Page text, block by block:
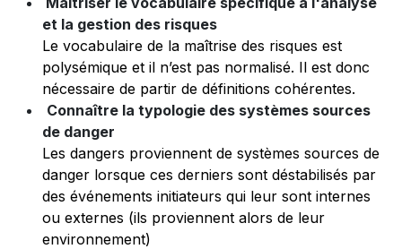
et la gestion des risques
Le vocabulaire de la maîtrise des risques est
polysémique et il n’est pas normalisé. Il est donc
nécessaire de partir de définitions cohérentes.
Connaître la typologie des systèmes sources
de danger
Les dangers proviennent de systèmes sources de
danger lorsque ces derniers sont déstabilisés par
des événements initiateurs qui leur sont internes
ou externes (ils proviennent alors de leur
environnement)